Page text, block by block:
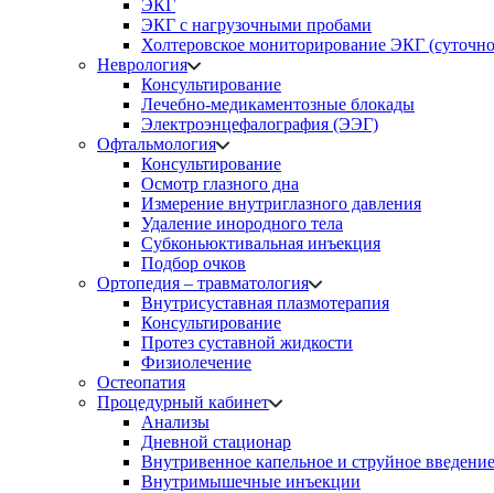
ЭКГ
ЭКГ с нагрузочными пробами
Холтеровское мониторирование ЭКГ
Неврология
Консультирование
Лечебно-медикаментозные блокады
Электроэнцефалография (ЭЭГ)
Офтальмология
Консультирование
Осмотр глазного дна
Измерение внутриглазного давления
Удаление инородного тела
Субконьюктивальная инъекция
Подбор очков
Ортопедия – травматология
Внутрисуставная плазмотерапия
Консультирование
Протез суставной жидкости
Физиолечение
Остеопатия
Процедурный кабинет
Анализы
Дневной стационар
Внутривенное капельное и струйное
Внутримышечные инъекции